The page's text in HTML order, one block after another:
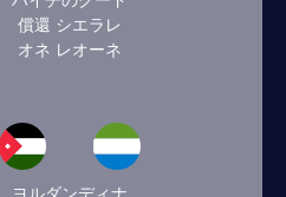
償還 シエラレ
オネ レオーネ